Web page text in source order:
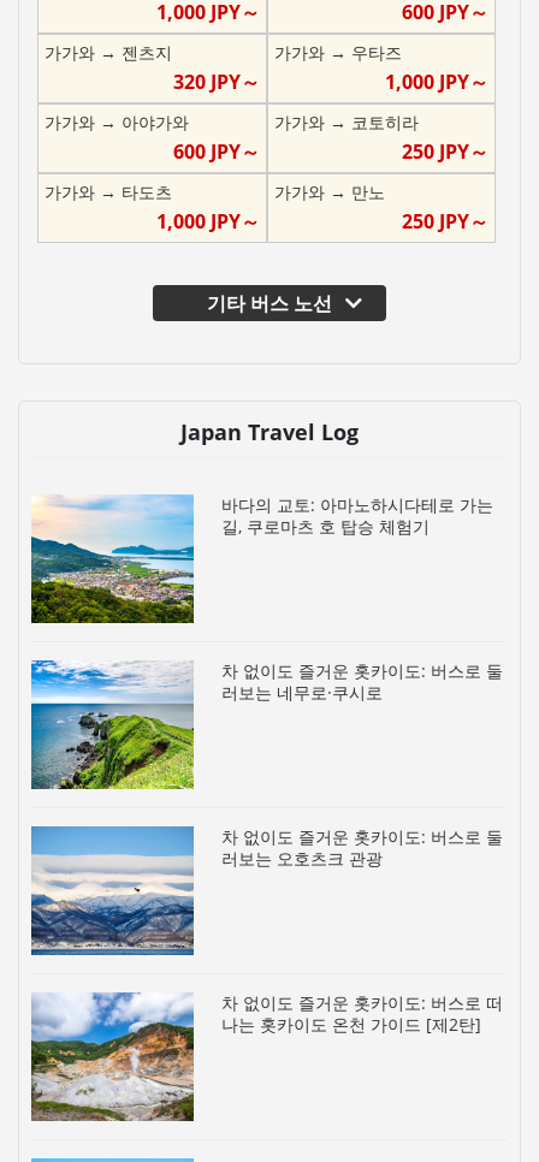
1,000JPY～ 600 JPY～
가가와 → 젠츠지
320JPY～
가가와→ 우타즈
1,000 JPY～
가가와 → 아야가와
600JPY～
가가와→ 코토히라
250 JPY～
가가와 → 타도츠
1,000JPY～
가가와→ 만노
250 JPY～
기타 버스 노선
Japan Travel Log
바다의 교토: 아마노하시다테로 가는
길, 쿠로마츠 호 탑승 체험기
차 없이도 즐거운 홋카이도: 버스로 둘
러보는 네무로·쿠시로
차 없이도 즐거운 홋카이도: 버스로 둘
러보는 오호츠크 관광
차 없이도 즐거운 홋카이도: 버스로 떠
나는 홋카이도 온천 가이드 [제2탄]